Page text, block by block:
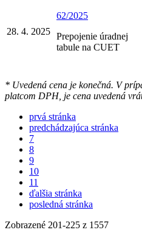
28. 4. 2025
62/2025
Prepojenie úradnej
tabule na CUET
* Uvedená cena je konečná. V
platcom DPH, je cena uvedená
prvá stránka
predchádzajúca stránka
7
8
9
10
11
ďalšia stránka
posledná stránka
Zobrazené 201-225 z 1557